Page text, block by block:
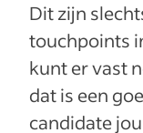
Dit zijn
touchpoints
kunt er vast
dat is een
candidate